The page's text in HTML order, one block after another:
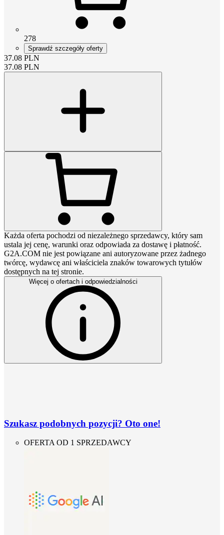
278
Sprawdź szczegóły oferty
37.08 PLN
37.08 PLN
Każda oferta pochodzi od niezależnego sprzedawcy, który sam
ustala jej cenę, warunki oraz odpowiada za dostawę i płatność.
G2A.COM nie jest powiązane ani autoryzowane przez żadnego
twórcę, wydawcę ani właściciela znaków towarowych tytułów
dostępnych na tej stronie.
Więcej o ofertach i odpowiedzialności
Szukasz podobnych pozycji? Oto one!
OFERTA OD 1 SPRZEDAWCY